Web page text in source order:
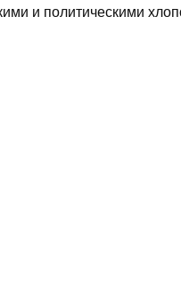
и политическими